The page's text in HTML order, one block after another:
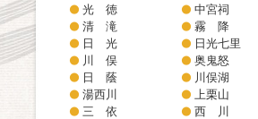
光 徳
中宮祠
清 滝
霧 降
日 光
日光七里
川 俣
奥鬼怒
日 蔭
川俣湖
湯西川
上栗山
三 依
西 川